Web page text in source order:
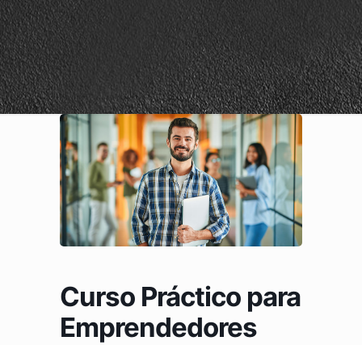
Curso Práctico para
Emprendedores